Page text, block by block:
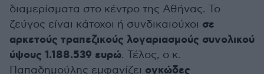
διαμερίσματα στο κέντρο της Αθήνας. Το
ζεύγος είναι κάτοχοι ή συνδικαιούχοι σε
αρκετούς τραπεζικούς λογαριασμούς συνολικού
ύψους 1.188.539 ευρώ. Τέλος, ο κ.
Παπαδημούλης εμφανίζει ογκώδες